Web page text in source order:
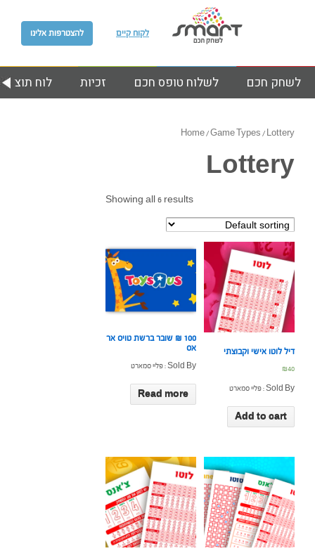
להצטרפות אלינו לקוח קיים
לוח זכיות לשלוח טופס חכם לשחק חכם
Home/ Game Types / Lottery
Lottery
Showing all 6 results
100 ₪ שובר ברשת טויס אר
אס
Sold By : פליי סמארט
Read more
דיל לוטו אישי וקבוצתי
₪40
Sold By : פליי סמארט
Add to cart